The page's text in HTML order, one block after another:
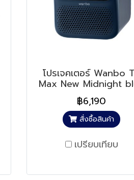
โปรเจคเตอร์ Wanbo
Max New Midnight
฿6,190
สั่งซื้อสินค้า
เปรียบเทียบ